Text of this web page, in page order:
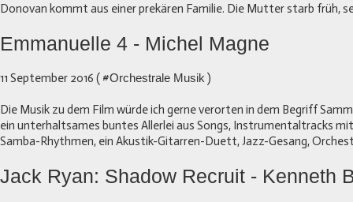
Donovan kommt aus einer prekären Familie. Die Mutter starb früh,
Emmanuelle 4 - Michel Magne
11 September 2016 ( #Orchestrale Musik )
Die Musik zu dem Film würde ich gerne verorten in dem Begriff
ein unterhaltsames buntes Allerlei aus Songs, Instrumentaltracks
Samba-Rhythmen, ein Akustik-Gitarren-Duett, Jazz-Gesang,
Jack Ryan: Shadow Recruit - Kenneth